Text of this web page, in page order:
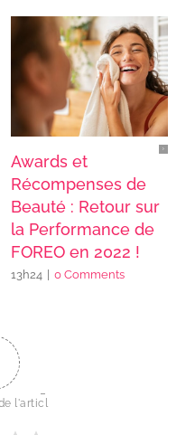
Awards et
Récompenses de
Beauté : Retour sur
la Performance de
FOREO en 2022 !
13h24 0 Comments
l'articl